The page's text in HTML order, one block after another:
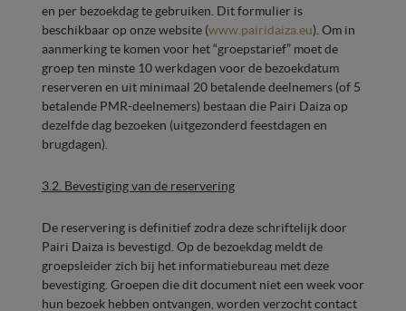
en per bezoekdag te gebruiken. Dit formulier is
beschikbaar op onze website (www.pairidaiza.eu). Om in
aanmerking te komen voor het “groepstarief” moet de
groep ten minste 10 werkdagen voor de bezoekdatum
reserveren en uit minimaal 20 betalende deelnemers (of 5
betalende PMR-deelnemers) bestaan die Pairi Daiza op
dezelfde dag bezoeken (uitgezonderd feestdagen en
brugdagen).
3.2. Bevestiging van de reservering
De reservering is definitief zodra deze schriftelijk door
Pairi Daiza is bevestigd. Op de bezoekdag meldt de
groepsleider zich bij het informatiebureau met deze
bevestiging. Groepen die dit document niet een week voor
hun bezoek hebben ontvangen, worden verzocht contact